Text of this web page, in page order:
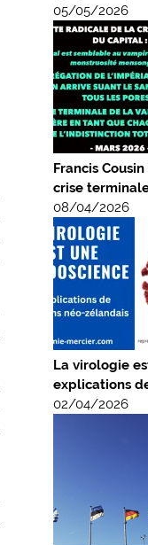
05/05/2026
Francis
crise
08/04/2026
La virologie
explications
02/04/2026